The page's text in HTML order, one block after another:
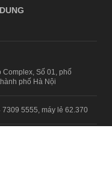
Số 01, phố
phố Hà Nội
7309 5555, máy lẻ 62.370